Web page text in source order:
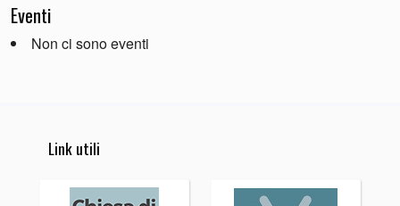
Eventi
Non ci sono eventi
Link utili